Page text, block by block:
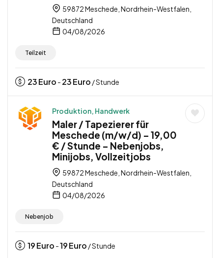
59872 Meschede, Nordrhein-Westfalen,
Deutschland
04/08/2026
Teilzeit
23Euro - 23Euro / Stunde
Produktion, Handwerk
Maler / Tapezierer für
Meschede (m/w/d) – 19,00
€ / Stunde – Nebenjobs,
Minijobs, Vollzeitjobs
59872 Meschede, Nordrhein-Westfalen,
Deutschland
04/08/2026
Nebenjob
19Euro -19Euro / Stunde